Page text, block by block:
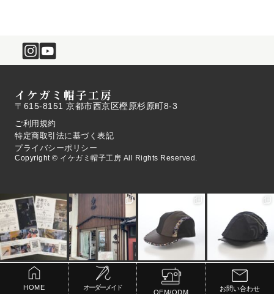
イケガミ帽子工房
〒615-8151 京都市西京区樫原杉原町8-3
ご利用規約
特定商取引法に基づく表記
プライバシーポリシー
Copyright © イケガミ帽子工房 All Rights Reserved.
HOME オーダーメイド
OEM/ODM お問い合わせ